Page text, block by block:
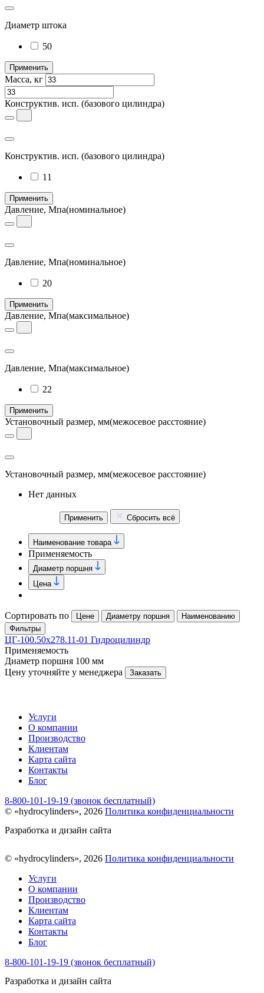
Диаметр штока
50
Применить
Масса, кг
Конструктив. исп. (базового цилиндра)
Конструктив. исп. (базового цилиндра)
11
Применить
Давление, Мпа(номинальное)
Давление, Мпа(номинальное)
20
Применить
Давление, Мпа(максимальное)
Давление, Мпа(максимальное)
22
Применить
Установочный размер, мм(межосевое расстояние)
Установочный размер, мм(межосевое расстояние)
Нет данных
Применить Сбросить всё
Наименование товара
Применяемость
Диаметр поршня
Цена
Сортировать по Цене Диаметру поршня
Наименованию
Фильтры
ЦГ-100.50х278.11-01 Гидроцилиндр
Применяемость
Диаметр поршня 100 мм
Цену уточняйте у менеджера
Заказать
Услуги
О компании
Производство
Клиентам
Карта сайта
Контакты
Блог
8-800-101-19-19 (звонок бесплатный)
© «hydrocylinders», 2026 Политика конфиденциальности
Разработка и дизайн сайта
© «hydrocylinders», 2026 Политика конфиденциальности
Услуги
О компании
Производство
Клиентам
Карта сайта
Контакты
Блог
8-800-101-19-19 (звонок бесплатный)
Разработка и дизайн сайта